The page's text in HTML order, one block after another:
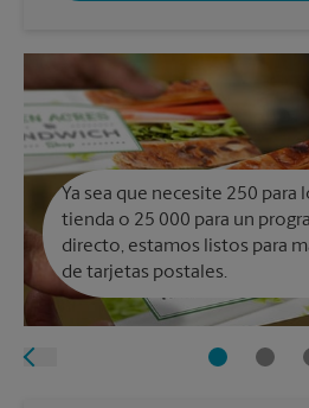
Ya sea que necesite 250 para
tienda o 25 000 para un
directo, estamos listos para
de tarjetas postales.